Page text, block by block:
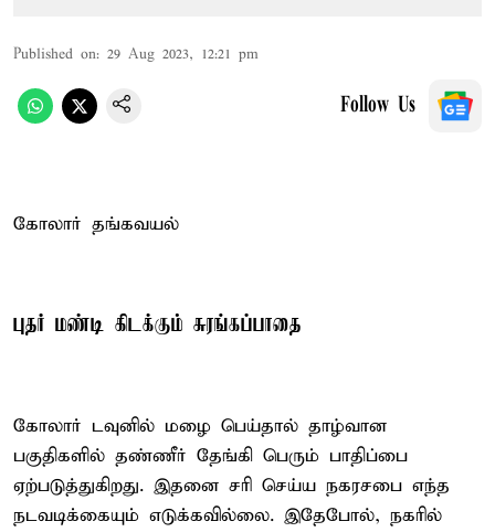
Published on: 29 Aug 2023, 12:21 pm
Follow Us
கோலார் தங்கவயல்
புதர் மண்டி கிடக்கும் சுரங்கப்பாதை
கோலார் டவுனில் மழை பெய்தால் தாழ்வான
பகுதிகளில் தண்ணீர் தேங்கி பெரும் பாதிப்பை
ஏற்படுத்துகிறது. இதனை சரி செய்ய நகரசபை எந்த
நடவடிக்கையும் எடுக்கவில்லை. இதேபோல், நகரில்